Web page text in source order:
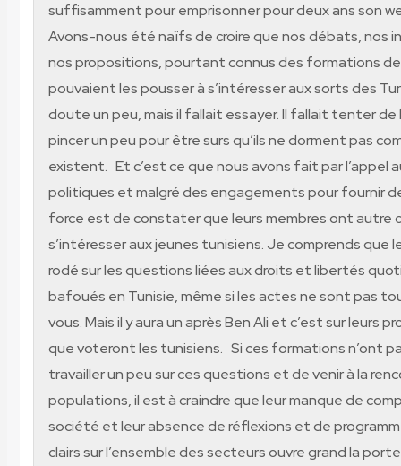
suffisamment pour emprisonner pour deux ans son
Avons-nous été naïfs de croire que nos débats, nos
nos propositions, pourtant connus des formations
pouvaient les pousser à s’intéresser aux sorts des
doute un peu, mais il fallait essayer. Il fallait tenter de
pincer un peu pour être surs qu’ils ne dorment pas
existent. Et c’est ce que nous avons fait par l’appel
politiques et malgré des engagements pour fournir
force est de constater que leurs membres ont autre
s’intéresser aux jeunes tunisiens. Je comprends que
rodé sur les questions liées aux droits et libertés
bafoués en Tunisie, même si les actes ne sont pas
vous. Mais il y aura un après Ben Ali et c’est sur leurs
que voteront les tunisiens. Si ces formations n’ont
travailler un peu sur ces questions et de venir à la
populations, il est à craindre que leur manque de
société et leur absence de réflexions et de
clairs sur l’ensemble des secteurs ouvre grand la